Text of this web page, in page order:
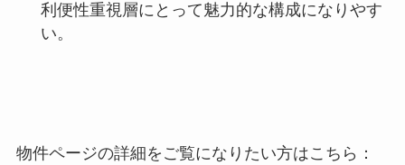
利便性重視層にとって魅力的な構成になりやす
い。
物件ページの詳細をご覧になりたい方はこちら：